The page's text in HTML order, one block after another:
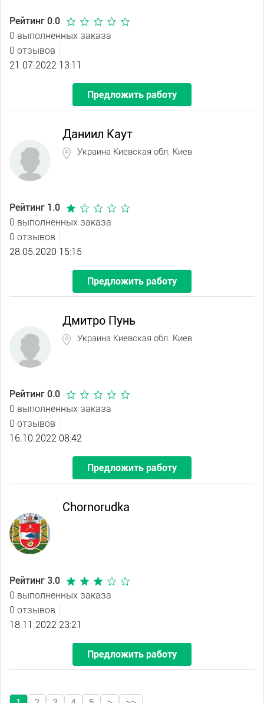
Рейтинг 0.0
0 выполненных заказа
0 отзывов
21.07.2022 13:11
Предложить работу
Даниил Каут
Украина Киевская обл. Киев
Рейтинг 1.0
0 выполненных заказа
0 отзывов
28.05.2020 15:15
Предложить работу
Дмитро Пунь
Украина Киевская обл. Киев
Рейтинг 0.0
0 выполненных заказа
0 отзывов
16.10.2022 08:42
Предложить работу
Chornorudka
Рейтинг 3.0
0 выполненных заказа
0 отзывов
18.11.2022 23:21
Предложить работу